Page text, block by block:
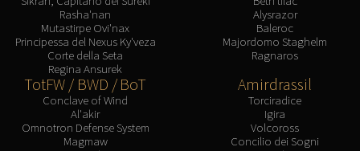
Rasha'nan
Mutastirpe Ovi'nax
Principessa del Nexus Ky'veza
Corte della Seta
Regina Ansurek
Alysrazor
Baleroc
Majordomo Staghelm
Ragnaros
TotFW / BWD / BoT
Conclave of Wind
Al'akir
Omnotron Defense System
Magmaw
Amirdrassil
Torciradice
Igira
Volcoross
Concilio dei Sogni